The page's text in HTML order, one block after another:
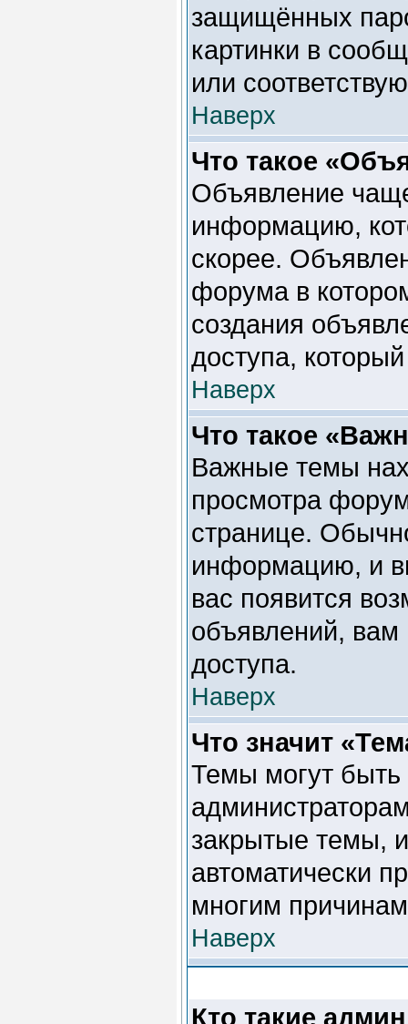
защищённых
картинки в
или
Наверх
Что такое
Объявление
информацию,
скорее.
форума в
создания
доступа,
Наверх
Что такое
Важные темы
просмотра
странице.
информацию, и
вас появится
объявлений, вам
доступа.
Наверх
Что значит
Темы могут быть
закрытые темы,
автоматически
многим
Наверх
Кто такие